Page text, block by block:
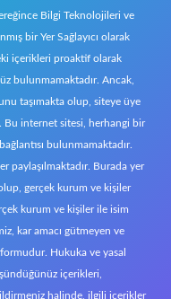
Bilgi Teknolojileri ve
bir Yer Sağlayıcı olarak
içerikleri proaktif olarak
bulunmamaktadır. Ancak,
taşımakta olup, siteye üye
Bu internet sitesi, herhangi bir
bulunmamaktadır.
paylaşılmaktadır. Burada yer
gerçek kurum ve kişiler
kurum ve kişiler ile isim
kar amacı gütmeyen ve
Hukuka ve yasal
içerikleri,
halinde, ilgili içerikler